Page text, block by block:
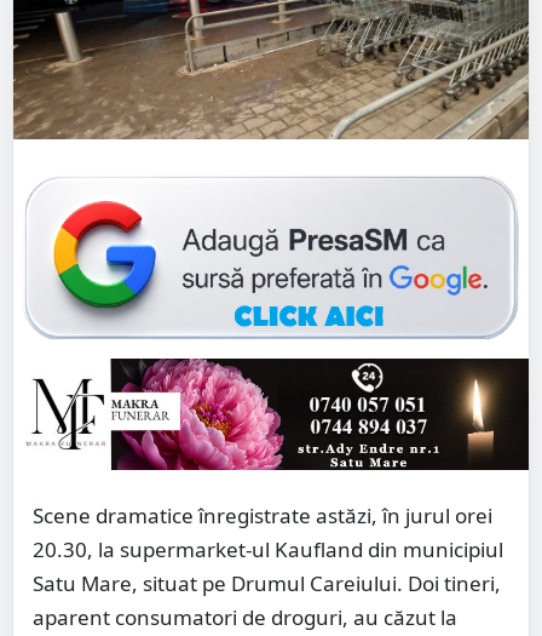
Scene dramatice înregistrate astăzi, în jurul orei
20.30, la supermarket-ul Kaufland din municipiul
Satu Mare, situat pe Drumul Careiului. Doi tineri,
aparent consumatori de droguri, au căzut la